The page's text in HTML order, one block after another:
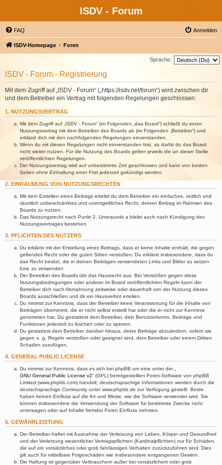
ISDV - Forum
FAQ Anmelden
ISDV-Homepage Foren
Sprache:
ISDV - Forum - Registrierung
Mit dem Zugriff auf „ISDV - Forum“ („https://isdv.net/forum“) wird zwischen dir
und dem Betreiber ein Vertrag mit folgenden Regelungen geschlossen:
1. NUTZUNGSVERTRAG
Mit dem Zugriff auf „ISDV - Forum“ (im Folgenden „das Board“) schließt du einen
Nutzungsvertrag mit dem Betreiber des Boards ab (im Folgenden „Betreiber“) und
erklärst dich mit den nachfolgenden Regelungen einverstanden.
Wenn du mit diesen Regelungen nicht einverstanden bist, so darfst du das Board
nicht weiter nutzen. Für die Nutzung des Boards gelten jeweils die an dieser Stelle
veröffentlichten Regelungen.
Der Nutzungsvertrag wird auf unbestimmte Zeit geschlossen und kann von beiden
Seiten ohne Einhaltung einer Frist jederzeit gekündigt werden.
2. EINRÄUMUNG VON NUTZUNGSRECHTEN
Mit dem Erstellen eines Beitrags erteilst du dem Betreiber ein einfaches, zeitlich und
räumlich unbeschränktes und unentgeltliches Recht, deinen Beitrag im Rahmen des
Boards zu nutzen.
Das Nutzungsrecht nach Punkt 2, Unterpunkt a bleibt auch nach Kündigung des
Nutzungsvertrages bestehen.
3. PFLICHTEN DES NUTZERS
Du erklärst mit der Erstellung eines Beitrags, dass er keine Inhalte enthält, die gegen
geltendes Recht oder die guten Sitten verstoßen. Du erklärst insbesondere, dass du
das Recht besitzt, die in deinen Beiträgen verwendeten Links und Bilder zu setzen
bzw. zu verwenden.
Der Betreiber des Boards übt das Hausrecht aus. Bei Verstößen gegen diese
Nutzungsbedingungen oder anderer im Board veröffentlichten Regeln kann der
Betreiber dich nach Abmahnung zeitweise oder dauerhaft von der Nutzung dieses
Boards ausschließen und dir ein Hausverbot erteilen.
Du nimmst zur Kenntnis, dass der Betreiber keine Verantwortung für die Inhalte von
Beiträgen übernimmt, die er nicht selbst erstellt hat oder die er nicht zur Kenntnis
genommen hat. Du gestattest dem Betreiber, dein Benutzerkonto, Beiträge und
Funktionen jederzeit zu löschen oder zu sperren.
Du gestattest dem Betreiber darüber hinaus, deine Beiträge abzuändern, sofern sie
gegen o. g. Regeln verstoßen oder geeignet sind, dem Betreiber oder einem Dritten
Schaden zuzufügen.
4. GENERAL PUBLIC LICENSE
Du nimmst zur Kenntnis, dass es sich bei phpBB um eine unter der „
GNU General Public License v2“ (GPL) bereitgestellten Foren-Software von phpBB
Limited (www.phpbb.com) handelt; deutschsprachige Informationen werden durch die
deutschsprachige Community unter www.phpbb.de zur Verfügung gestellt. Beide
haben keinen Einfluss auf die Art und Weise, wie die Software verwendet wird. Sie
können insbesondere die Verwendung der Software für bestimmte Zwecke nicht
untersagen oder auf Inhalte fremder Foren Einfluss nehmen.
5. GEWÄHRLEISTUNG
Der Betreiber haftet mit Ausnahme der Verletzung von Leben, Körper und Gesundheit
und der Verletzung wesentlicher Vertragspflichten (Kardinalpflichten) nur für Schäden,
die auf ein vorsätzliches oder grob fahrlässiges Verhalten zurückzuführen sind. Dies
gilt auch für mittelbare Folgeschäden wie insbesondere entgangenen Gewinn.
Die Haftung ist gegenüber Verbrauchern außer bei vorsätzlichem oder grob